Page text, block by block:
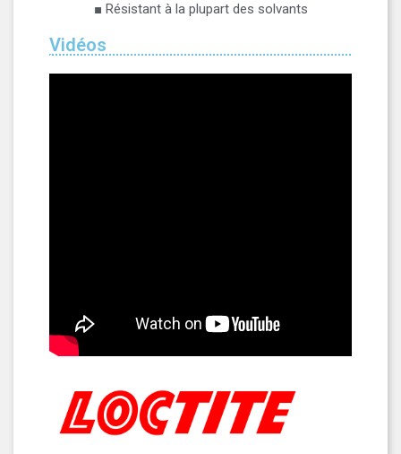
■ Résistant à la plupart des solvants
Vidéos